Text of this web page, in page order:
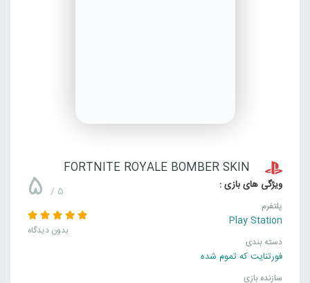
FORTNITE ROYALE BOMBER SKIN
ویژگی های بازی :
پلتفرم
Play Station
دسته بندی
فورتنایت که تموم شده
سازنده بازی
5 / 5
بدون دیدگاه